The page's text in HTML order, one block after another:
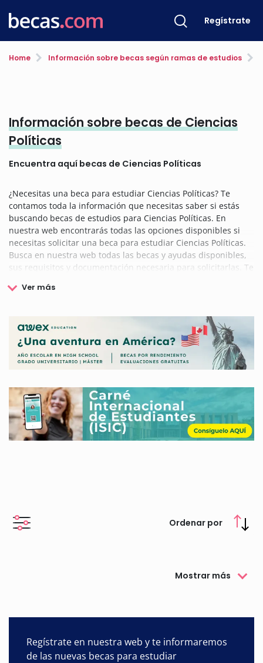
Regístrate
Home Información sobre becas según ramas de estudios
Información sobre becas de Ciencias
Políticas
Encuentra aquí becas de Ciencias Políticas
¿Necesitas una beca para estudiar Ciencias Políticas? Te
contamos toda la información que necesitas saber si estás
buscando becas de estudios para Ciencias Políticas. En
nuestra web encontrarás todas las opciones disponibles si
necesitas solicitar una beca para estudiar Ciencias Políticas.
Busca en nuestra web todas las becas y ayudas disponibles,
sus requisitos y documentación necesaria para solicitarlas. Te
estudios.
Ordenar por
Mostrar más
Regístrate en nuestra web y te informaremos
de las nuevas becas para estudiar